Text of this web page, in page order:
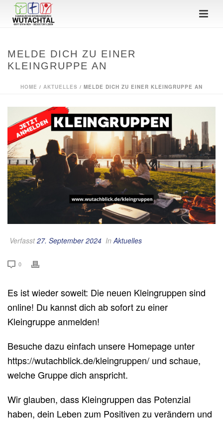
MELDE DICH ZU EINER
KLEINGRUPPE AN
HOME / AKTUELLES / MELDE DICH ZU EINER KLEINGRUPPE AN
Verfasst27. September 2024 InAktuelles
0
Es ist wieder soweit: Die neuen Kleingruppen sind
online! Du kannst dich ab sofort zu einer
Kleingruppe anmelden!
Besuche dazu einfach unsere Homepage unter
https://wutachblick.de/kleingruppen/ und schaue,
welche Gruppe dich anspricht.
Wir glauben, dass Kleingruppen das Potenzial
haben, dein Leben zum Positiven zu verändern und